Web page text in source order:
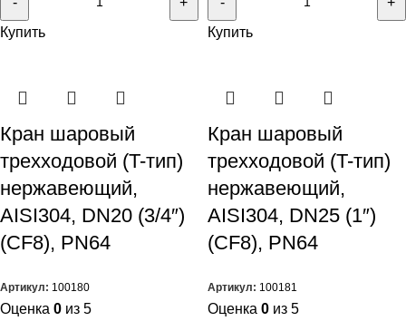
Купить Купить
Кран шаровый
трехходовой (T-тип)
нержавеющий,
AISI304, DN20 (3/4″)
(CF8), PN64
Артикул: 100180
Оценка 0 из 5
Кран шаровый
трехходовой (T-тип)
нержавеющий,
AISI304, DN25 (1″)
(CF8), PN64
Артикул: 100181
Оценка 0 из 5